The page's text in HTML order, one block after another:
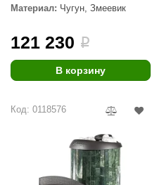
Материал: Чугун, Змеевик
121 230 i
В корзину
Код: 0118576